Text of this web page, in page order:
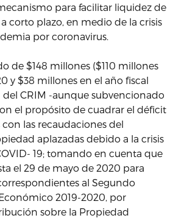
para facilitar liquidez de
corto plazo, en medio de la crisis
por coronavirus.
de $148 millones ($110 millones
y $38 millones en el año fiscal
del CRIM -aunque subvencionado
el propósito de cuadrar el déficit
las recaudaciones del
aplazadas debido a la crisis
19; tomando en cuenta que
el 29 de mayo de 2020 para
al Segundo
2019-2020, por
sobre la Propiedad